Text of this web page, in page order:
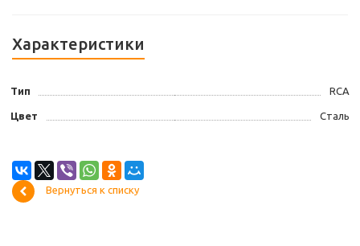
Характеристики
Тип RCA
Цвет Сталь
Вернуться к списку